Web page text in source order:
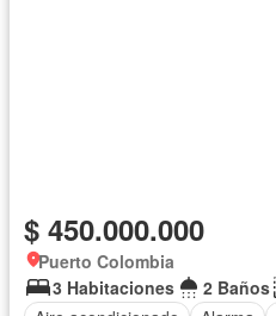
$ 450.000.000
Puerto Colombia
3 Habitaciones
2 Baños